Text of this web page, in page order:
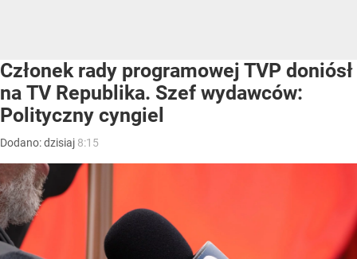
Członek rady programowej TVP doniósł
na TV Republika. Szef wydawców:
Polityczny cyngiel
Dodano:dzisiaj 8:15